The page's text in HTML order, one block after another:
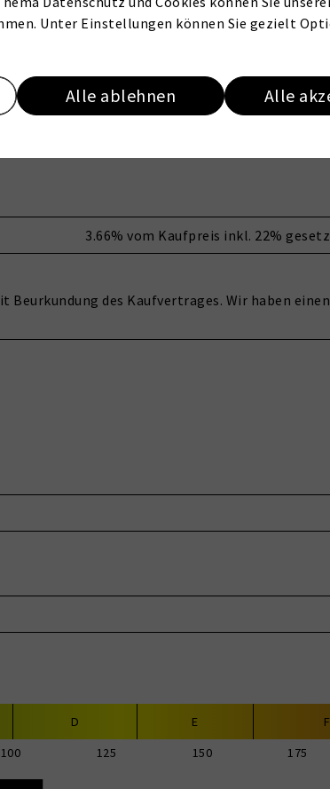
1800 Zimmer
3.66% vom Kaufpreis inkl. 22%
Beurkundung des Kaufvertrages. Wir haben
D E F
100 125 150 175
Unter Einstellungen können Sie gezielt
Alle ablehnen Alle